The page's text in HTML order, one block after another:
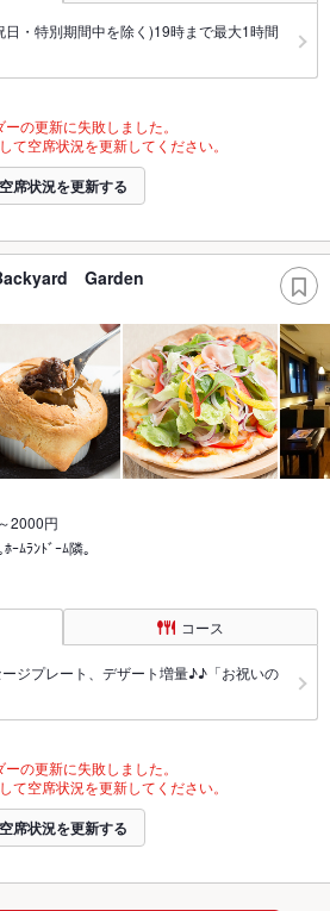
日・特別期間中を除く)19時まで最大1時間
ーの更新に失敗しました。
て空席状況を更新してください。
空席状況を更新する
Garden
2000円
ｰﾑﾗﾝﾄﾞｰﾑ隣｡
コース
ジプレート、デザート増量♪♪「お祝いの
ーの更新に失敗しました。
て空席状況を更新してください。
空席状況を更新する